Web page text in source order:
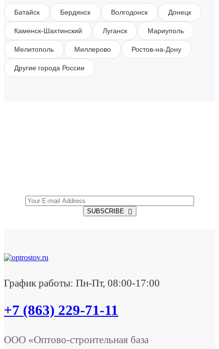
Батайск Бердянск Волгодонск Донецк
Каменск-Шахтинский Луганск Мариуполь
Мелитополь Миллерово Ростов-на-Дону
Другие города России
SUBSCRIBE
График работы: Пн-Пт, 08:00-17:00
+7 (863) 229-71-11
ООО «Оптово-строительная база